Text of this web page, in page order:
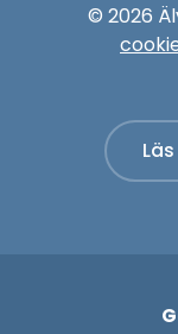
© 2026